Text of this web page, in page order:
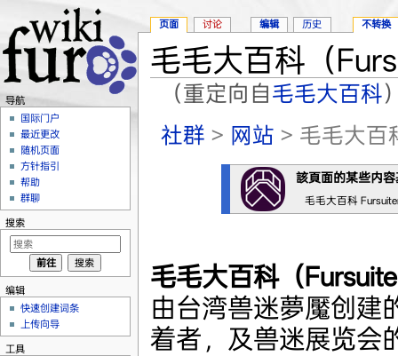
毛毛大百科（
（重定向自毛毛大百科
社群 > 网站 > 毛毛大百
該頁面的某些内
毛毛大百科
毛毛大百科（
由台湾兽迷夢魘创建
着者，及兽迷展览会
页面 讨论 编辑 历史 不转换
导航
国际门户
最近更改
随机页面
方针指引
帮助
群聊
搜索
编辑
快速创建词条
上传向导
工具